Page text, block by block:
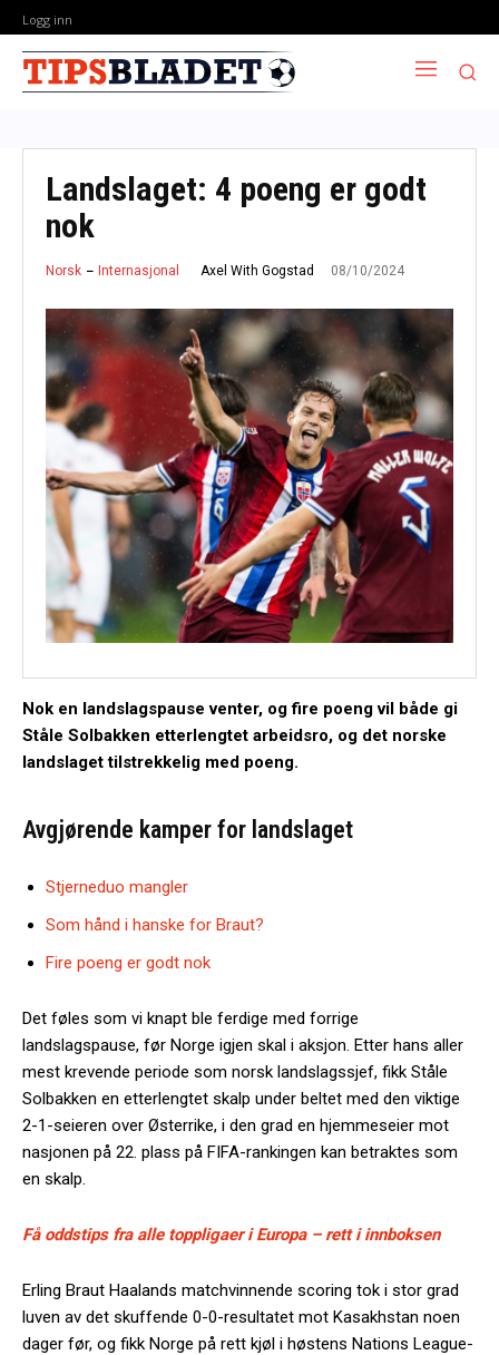
Logg inn
Landslaget: 4 poeng er godt
nok
Norsk Internasjonal Axel With Gogstad 08/10/2024
Nok en landslagspause venter, og fire poeng vil både gi
Ståle Solbakken etterlengtet arbeidsro, og det norske
landslaget tilstrekkelig med poeng.
Avgjørende kamper for landslaget
Stjerneduo mangler
Som hånd i hanske for Braut?
Fire poeng er godt nok
Det føles som vi knapt ble ferdige med forrige
landslagspause, før Norge igjen skal i aksjon. Etter hans aller
mest krevende periode som norsk landslagssjef, fikk Ståle
Solbakken en etterlengtet skalp under beltet med den viktige
2-1-seieren over Østerrike, i den grad en hjemmeseier mot
nasjonen på 22. plass på FIFA-rankingen kan betraktes som
en skalp.
Få oddstips fra alle toppligaer i Europa – rett i innboksen
Erling Braut Haalands matchvinnende scoring tok i stor grad
luven av det skuffende 0-0-resultatet mot Kasakhstan noen
dager før, og fikk Norge på rett kjøl i høstens Nations League-